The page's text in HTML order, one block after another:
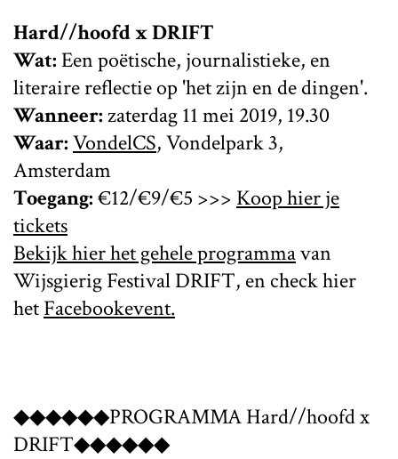
Hard//hoofd x DRIFT
Wat:Een poëtische, journalistieke, en
literaire reflectie op 'het zijn en de dingen'.
Wanneer:zaterdag 11 mei 2019, 19.30
Waar:VondelCS, Vondelpark 3,
Amsterdam
Toegang:€12/€9/€5 >>> Koop hier je
tickets
Bekijk hier het gehele programmavan
Wijsgierig Festival DRIFT, en check hier
hetFacebookevent.
◆◆◆◆◆◆PROGRAMMA Hard//hoofd x
DRIFT◆◆◆◆◆◆